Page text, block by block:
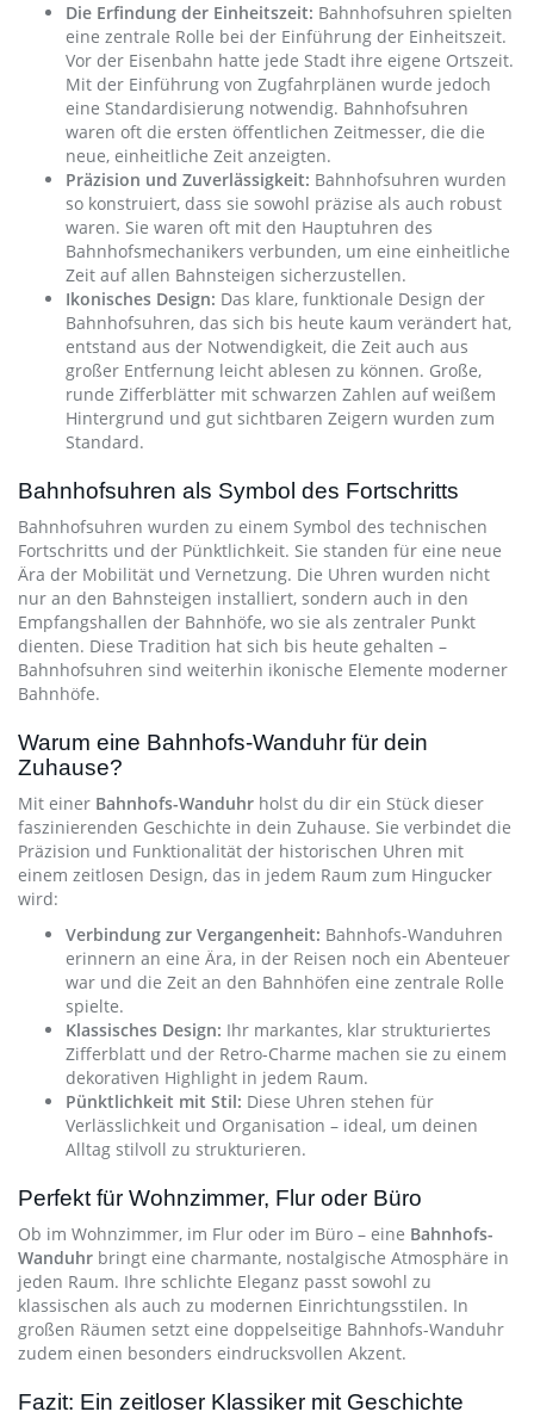
Die Erfindung der Einheitszeit: Bahnhofsuhren spielten
eine zentrale Rolle bei der Einführung der Einheitszeit.
Vor der Eisenbahn hatte jede Stadt ihre eigene Ortszeit.
Mit der Einführung von Zugfahrplänen wurde jedoch
eine Standardisierung notwendig. Bahnhofsuhren
waren oft die ersten öffentlichen Zeitmesser, die die
neue, einheitliche Zeit anzeigten.
Präzision und Zuverlässigkeit: Bahnhofsuhren wurden
so konstruiert, dass sie sowohl präzise als auch robust
waren. Sie waren oft mit den Hauptuhren des
Bahnhofsmechanikers verbunden, um eine einheitliche
Zeit auf allen Bahnsteigen sicherzustellen.
Ikonisches Design: Das klare, funktionale Design der
Bahnhofsuhren, das sich bis heute kaum verändert hat,
entstand aus der Notwendigkeit, die Zeit auch aus
großer Entfernung leicht ablesen zu können. Große,
runde Zifferblätter mit schwarzen Zahlen auf weißem
Hintergrund und gut sichtbaren Zeigern wurden zum
Standard.
Bahnhofsuhren als Symbol des Fortschritts
Bahnhofsuhren wurden zu einem Symbol des technischen
Fortschritts und der Pünktlichkeit. Sie standen für eine neue
Ära der Mobilität und Vernetzung. Die Uhren wurden nicht
nur an den Bahnsteigen installiert, sondern auch in den
Empfangshallen der Bahnhöfe, wo sie als zentraler Punkt
dienten. Diese Tradition hat sich bis heute gehalten –
Bahnhofsuhren sind weiterhin ikonische Elemente moderner
Bahnhöfe.
Warum eine Bahnhofs-Wanduhr für dein
Zuhause?
Mit einer Bahnhofs-Wanduhr holst du dir ein Stück dieser
faszinierenden Geschichte in dein Zuhause. Sie verbindet die
Präzision und Funktionalität der historischen Uhren mit
einem zeitlosen Design, das in jedem Raum zum Hingucker
wird:
Verbindung zur Vergangenheit: Bahnhofs-Wanduhren
erinnern an eine Ära, in der Reisen noch ein Abenteuer
war und die Zeit an den Bahnhöfen eine zentrale Rolle
spielte.
Klassisches Design: Ihr markantes, klar strukturiertes
Zifferblatt und der Retro-Charme machen sie zu einem
dekorativen Highlight in jedem Raum.
Pünktlichkeit mit Stil: Diese Uhren stehen für
Verlässlichkeit und Organisation – ideal, um deinen
Alltag stilvoll zu strukturieren.
Perfekt für Wohnzimmer, Flur oder Büro
Ob im Wohnzimmer, im Flur oder im Büro – eine Bahnhofs-
Wanduhr bringt eine charmante, nostalgische Atmosphäre in
jeden Raum. Ihre schlichte Eleganz passt sowohl zu
klassischen als auch zu modernen Einrichtungsstilen. In
großen Räumen setzt eine doppelseitige Bahnhofs-Wanduhr
zudem einen besonders eindrucksvollen Akzent.
Fazit: Ein zeitloser Klassiker mit Geschichte